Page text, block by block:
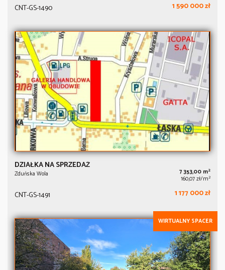
CNT-GS-1490 1 590 000 zł
DZIAŁKA NA SPRZEDAŻ
Zduńska Wola 7 353,00 m2
160,07 zł/m2
CNT-GS-1491 1 177 000 zł
WIRTUALNY SPACER